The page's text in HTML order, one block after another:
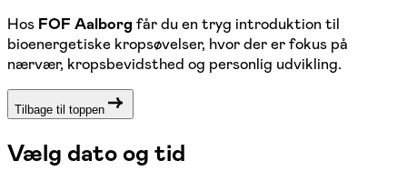
Hos FOF Aalborg får du en tryg introduktion til
bioenergetiske kropsøvelser, hvor der er fokus på
nærvær, kropsbevidsthed og personlig udvikling.
Tilbage til toppen
Vælg dato og tid